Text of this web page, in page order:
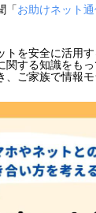
「お助けネット
トを安全に活用
関する知識をも
、ご家族で情報